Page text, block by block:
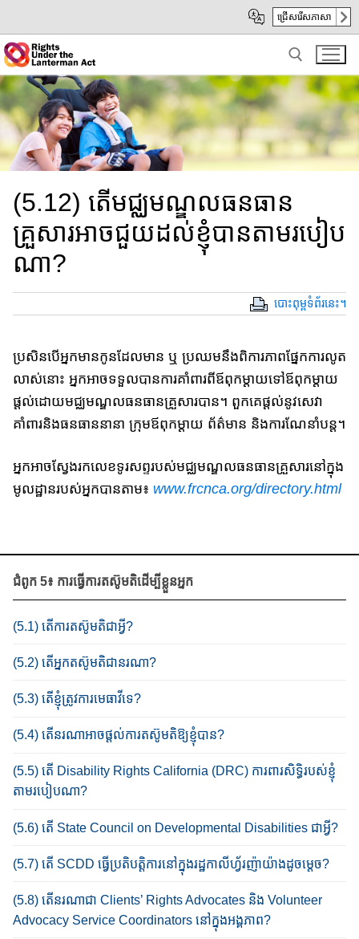
Main
Content
sub
navigation
ជ្រើសរើសភាសា
Search for:
ជំ​ពូក​ 5៖ ការធ្វើ​ការ​​តស៊ូមតិដើម្បីខ្លួន​អ្នក
(5.1) តើការតស៊ូមតិជាអ្វី​?
(5.2) តើអ្នក​តស៊ូមតិជានរណា?
(5.3) តើខ្ញុំត្រូវការមេធាវីទេ?
(5.4) តើនរណា​អាច​ផ្តល់​ការ​តស៊ូមតិ​ឱ្យ​​ខ្ញុំបាន?
(5.5) តើ Disability Rights California (DRC) ការពារសិទ្ធិរបស់ខ្ញុំ​
តាម​របៀប​ណា?
(5.6) តើ State Council on Developmental Disabilities ជាអ្វី?
(5.7) តើ SCDD ធ្វើប្រតិបត្តិការ​នៅក្នុង​រដ្ឋ​កាលីហ្វ័រញ៉ា​យ៉ាង​ដូច​ម្តេច?
(5.8) តើ​នរណាជា Clients’ Rights Advocates និង Volunteer
Advocacy Service Coordinators នៅក្នុង​អង្គ​ភាព​?
(5.12) តើមជ្ឈមណ្ឌលធន​ធាន​
គ្រួសារ​អាចជួយ​​ដល់​ខ្ញុំ​​បាន​តាម​របៀប​
ណា?
បោះពុម្ពទំព័រនេះ។
ប្រសិនបើ​អ្នក​មាន​កូន​ដែល​មាន ឬ ប្រឈម​នឹង​ពិការភាព​ផ្នែក​ការ​លូត
លាស់នោះ អ្នក​អាច​ទទួល​បាន​ការ​គាំពារ​ពីឪពុកម្តាយ​ទៅ​ឪពុក​ម្តាយ​​
ផ្តល់ដោយ​មជ្ឈមណ្ឌល​ធន​ធាន​គ្រួសារបាន។ ពួក​គេ​ផ្តល់នូវ​សេវា
គាំពារ​និង​ធន​ធាននានា ក្រុមឪពុកម្តាយ ព័ត៌មាន និង​ការណែនាំបន្ត។
អ្នក​អាច​ស្វែងរកលេខទូរសព្ទ​របស់​មជ្ឈមណ្ឌល​ធន​ធាន​គ្រួសារ​នៅក្នុង​
មូលដ្ឋាន​របស់អ្នក​បាន​តាម៖ www.frcnca.org/directory.html